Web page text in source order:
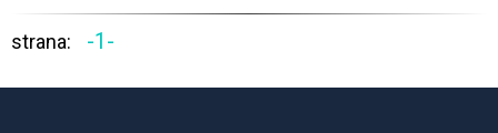
strana: -1-